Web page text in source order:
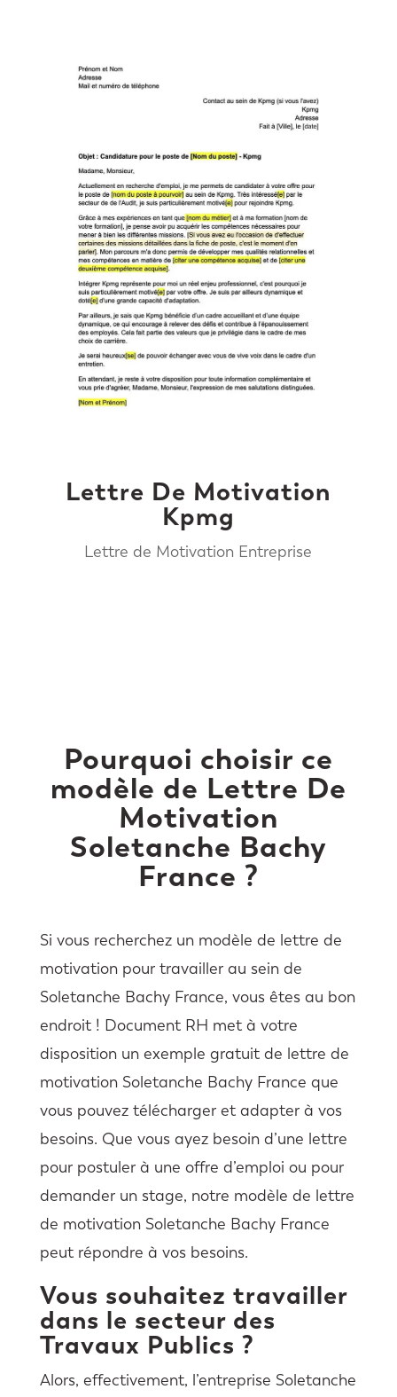
Lettre De Motivation
Kpmg
Lettre de Motivation Entreprise
Pourquoi choisir ce
modèle de Lettre De
Motivation
Soletanche Bachy
France ?
Si vous recherchez un modèle de lettre de
motivation pour travailler au sein de
Soletanche Bachy France, vous êtes au bon
endroit ! Document RH met à votre
disposition un exemple gratuit de lettre de
motivation Soletanche Bachy France que
vous pouvez télécharger et adapter à vos
besoins. Que vous ayez besoin d’une lettre
pour postuler à une offre d’emploi ou pour
demander un stage, notre modèle de lettre
de motivation Soletanche Bachy France
peut répondre à vos besoins.
Vous souhaitez travailler
dans le secteur des
Travaux Publics ?
Alors, effectivement, l’entreprise Soletanche